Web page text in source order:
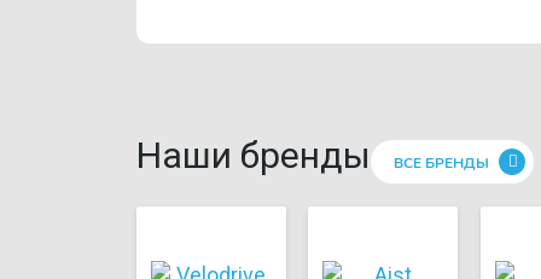
Наши бренды ВСЕ БРЕНДЫ